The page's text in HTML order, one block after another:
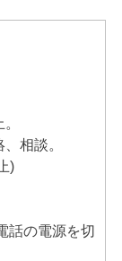
相談。
)
話の電源を切